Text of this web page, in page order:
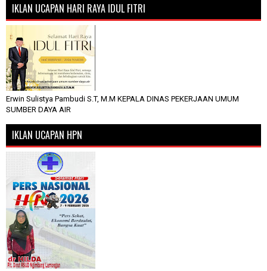
IKLAN UCAPAN HARI RAYA IDUL FITRI
Erwin Sulistya Pambudi S.T, M.M KEPALA DINAS PEKERJAAN UMUM
SUMBER DAYA AIR
IKLAN UCAPAN HPN